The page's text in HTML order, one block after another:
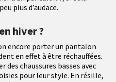
plus d’audace.
hiver ?
encore porter un pantalon
en effet à être réchauffées.
chaussures basses avec
pour leur style. En résille,